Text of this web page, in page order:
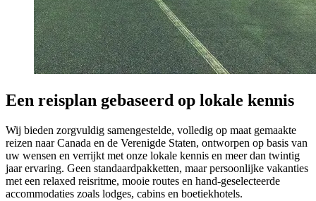
Een reisplan gebaseerd op lokale kennis
Wij bieden zorgvuldig samengestelde, volledig op maat gemaakte
reizen naar Canada en de Verenigde Staten, ontworpen op basis van
uw wensen en verrijkt met onze lokale kennis en meer dan twintig
jaar ervaring. Geen standaardpakketten, maar persoonlijke vakanties
met een relaxed reisritme, mooie routes en hand-geselecteerde
accommodaties zoals lodges, cabins en boetiekhotels.